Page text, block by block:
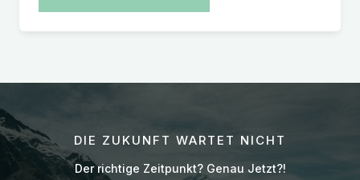
DIE ZUKUNFT WARTET NICHT
Der richtige Zeitpunkt? Genau Jetzt?!